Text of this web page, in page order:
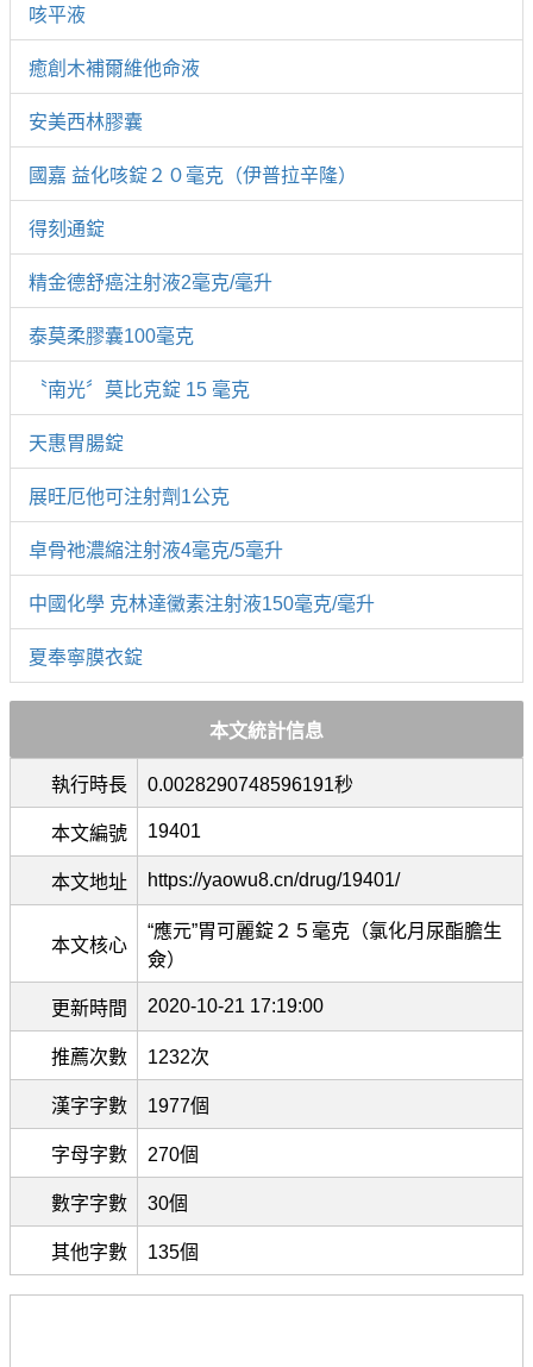
咳平液
癒創木補爾維他命液
安美西林膠囊
國嘉 益化咳錠２０毫克（伊普拉辛隆）
得刻通錠
精金德舒癌注射液2毫克/毫升
泰莫柔膠囊100毫克
〝南光〞莫比克錠 15 毫克
天惠胃腸錠
展旺厄他可注射劑1公克
卓骨祂濃縮注射液4毫克/5毫升
中國化學 克林達黴素注射液150毫克/毫升
夏奉寧膜衣錠
本文統計信息
執行時長 0.0028290748596191秒
本文編號 19401
本文地址 https://yaowu8.cn/drug/19401/
本文核心
“應元”胃可麗錠２５毫克（氯化月尿酯膽生
僉）
更新時間 2020-10-21 17:19:00
推薦次數 1232次
漢字字數 1977個
字母字數 270個
數字字數 30個
其他字數 135個